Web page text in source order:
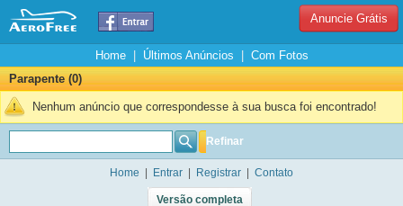
Anuncie Grátis
Home| Últimos Anúncios
Com Fotos
Parapente (0)
Nenhum anúncio que correspondesse à sua busca foi encontrado!
Refinar
Home Entrar Registrar Contato
Versão completa